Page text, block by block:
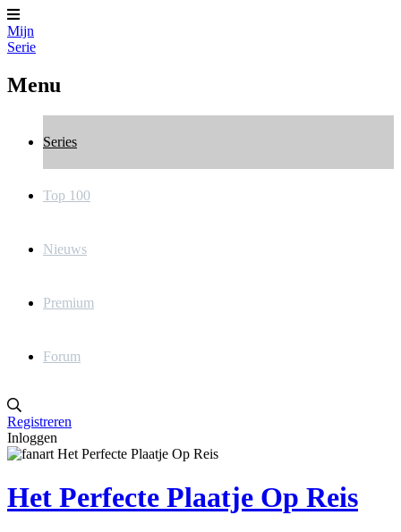
Mijn
Serie
Menu
Series
Top 100
Nieuws
Premium
Forum
Registreren
Inloggen
Het Perfecte Plaatje Op Reis